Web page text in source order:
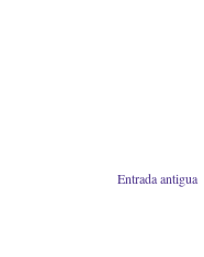
Entrada antigua